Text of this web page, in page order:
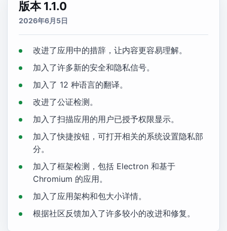
版本 1.1.0
2026年6月5日
改进了应用中的措辞，让内容更容易理解。
加入了许多新的安全和隐私信号。
加入了 12 种语言的翻译。
改进了公证检测。
加入了扫描应用的用户已授予权限显示。
加入了快捷按钮，可打开相关的系统设置隐私部
分。
加入了框架检测，包括 Electron 和基于
Chromium 的应用。
加入了应用架构和包大小详情。
根据社区反馈加入了许多较小的改进和修复。